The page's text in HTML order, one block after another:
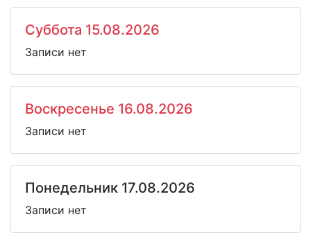
Суббота 15.08.2026
Записи нет
Воскресенье 16.08.2026
Записи нет
Понедельник 17.08.2026
Записи нет